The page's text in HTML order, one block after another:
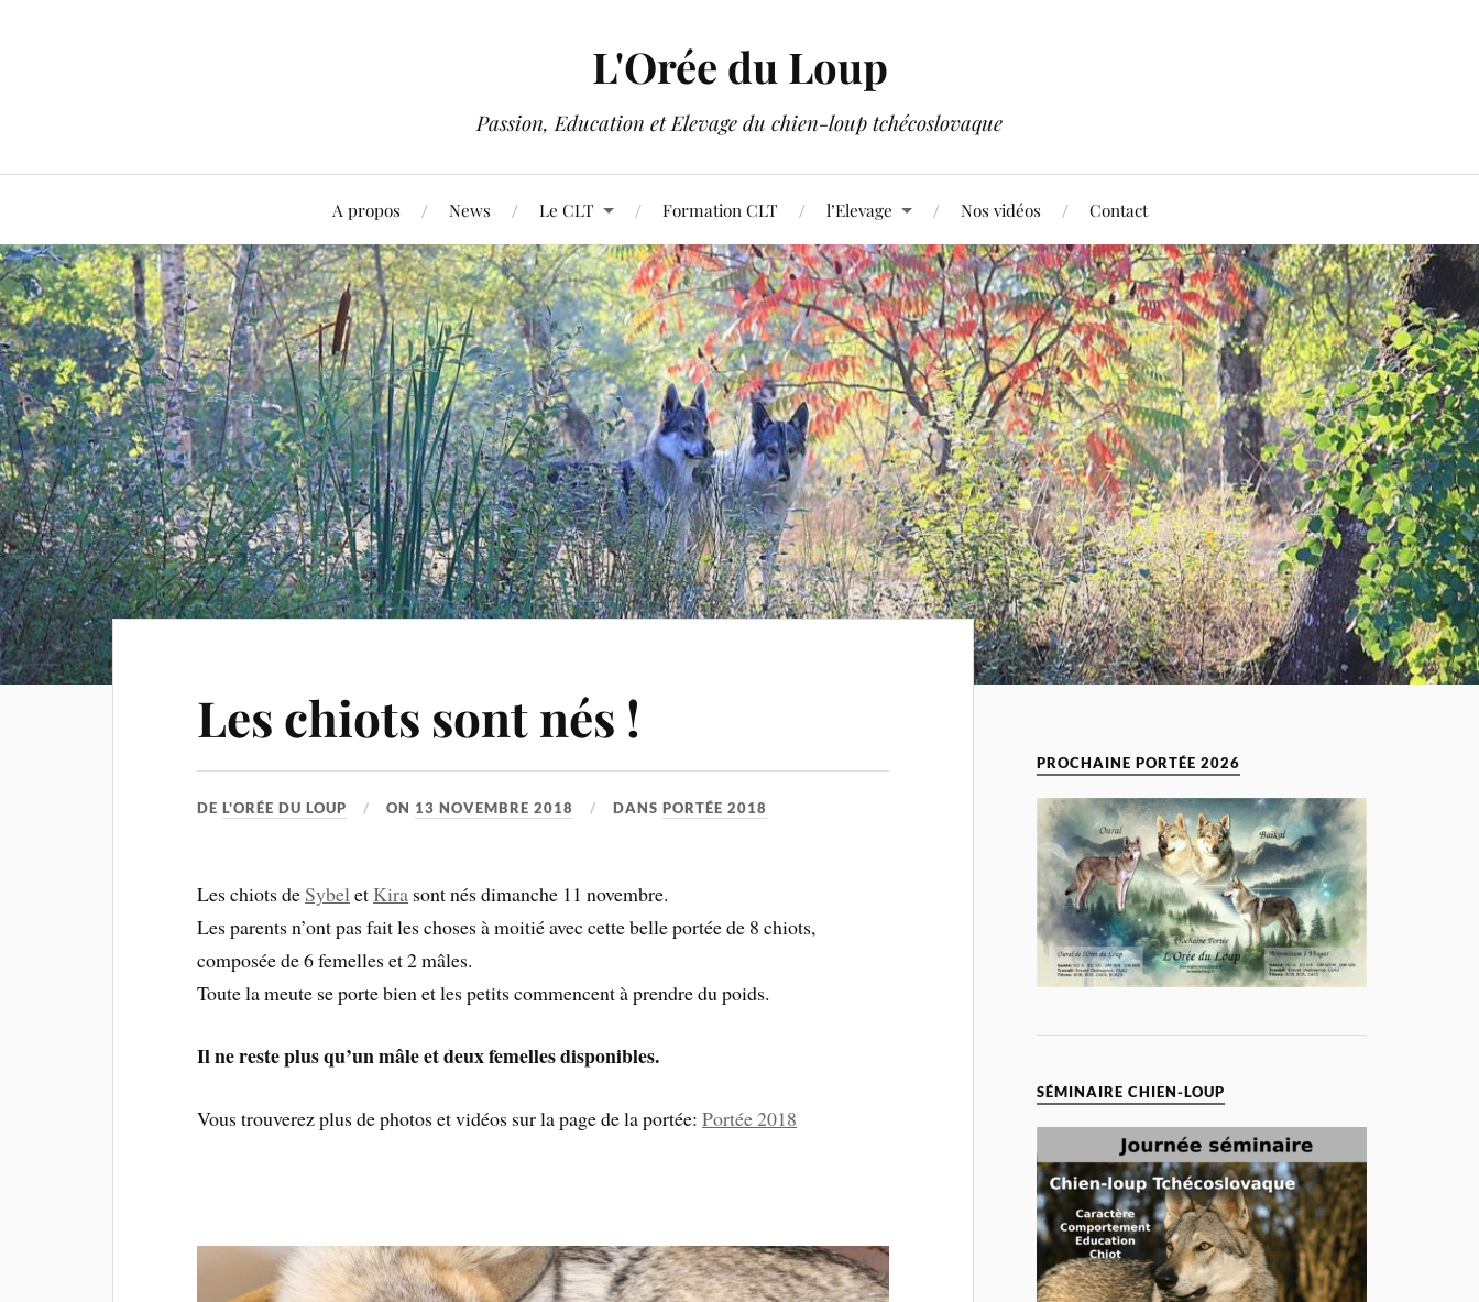
L'Orée du Loup
Passion, Education et Elevage du chien-loup tchécoslovaque
A propos News Le CLT Formation CLT l’Elevage Nos vidéos Contact
Les chiots sont nés !
DEL'ORÉE DU LOUP ON 13 NOVEMBRE 2018 DANSPORTÉE 2018
Les chiots de Sybelet Kira sont nés dimanche 11 novembre.
Les parents n’ont pas fait les choses à moitié avec cette belle portée de 8 chiots,
composée de 6 femelles et 2 mâles.
Toute la meute se porte bien et les petits commencent à prendre du poids.
Il ne reste plus qu’un mâle et deux femelles disponibles.
Vous trouverez plus de photos et vidéos sur la page de la portée:Portée 2018
PROCHAINE PORTÉE 2026
SÉMINAIRE CHIEN-LOUP